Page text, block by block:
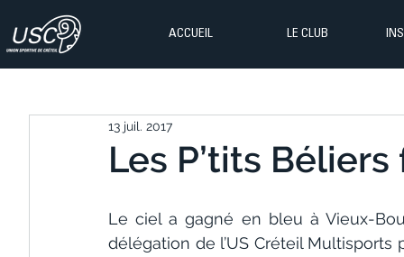
ACCUEIL LE CLUB
Les P’tits
13 juil. 2017
Le ciel a gagné en bleu à Vieux-
délégation de l’US Créteil